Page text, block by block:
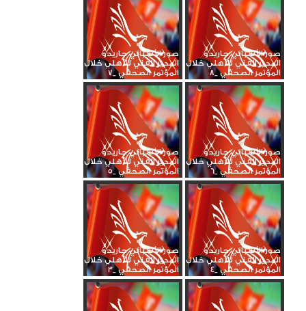
صور الأسباني جاريدو
المدير الفني للأهلي خلال
المؤتمر الصحفي _8
صور الأسباني جاريدو
المدير الفني للأهلي خلال
المؤتمر الصحفي _7
صور الأسباني جاريدو
المدير الفني للأهلي خلال
المؤتمر الصحفي _6
صور الأسباني جاريدو
المدير الفني للأهلي خلال
المؤتمر الصحفي _5
صور الأسباني جاريدو
المدير الفني للأهلي خلال
المؤتمر الصحفي _4
صور الأسباني جاريدو
المدير الفني للأهلي خلال
المؤتمر الصحفي _3